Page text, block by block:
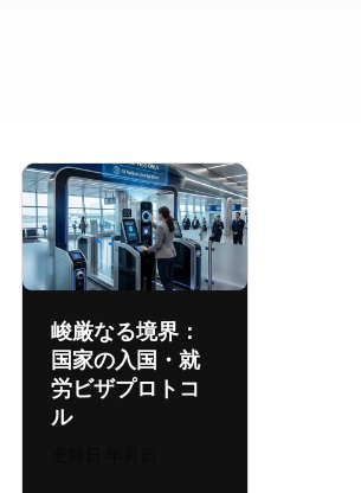
峻厳なる境界：AI
国家の入国・就
労ビザプロトコ
ル